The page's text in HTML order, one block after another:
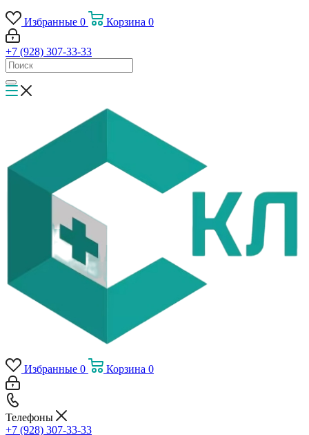
Избранные 0 Корзина 0
+7 (928) 307-33-33
Избранные 0 Корзина 0
Телефоны
+7 (928) 307-33-33